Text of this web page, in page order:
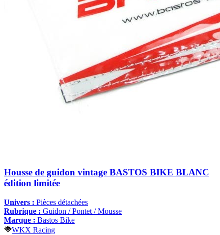
Housse de guidon vintage BASTOS BIKE BLANC
édition limitée
Univers : Pièces détachées
Rubrique : Guidon / Pontet / Mousse
Marque : Bastos Bike
WKX Racing